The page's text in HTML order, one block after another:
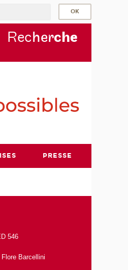
Recherche
PRESSE
546
Flore Barcellini